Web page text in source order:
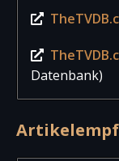
Datenbank)